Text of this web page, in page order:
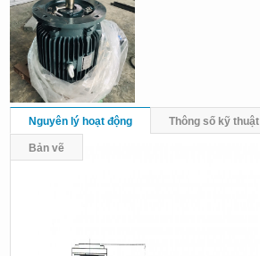
Nguyên lý hoạt động Thông số kỹ thuật
Bản vẽ